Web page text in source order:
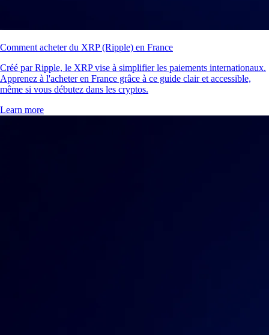
Comment acheter du XRP (Ripple) en France
Créé par Ripple, le XRP vise à simplifier les paiements internationaux.
Apprenez à l'acheter en France grâce à ce guide clair et accessible,
même si vous débutez dans les cryptos.
Learn more